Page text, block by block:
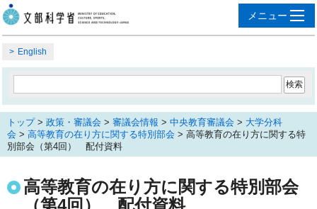
English
トップ> 政策・審議会 > 審議会情報 > 中央教育審議会 > 大学分科
会 > 高等教育の在り方に関する特別部会 > 高等教育の在り方に関する特
別部会（第4回） 配付資料
高等教育の在り方に関する特別部会
（第4回） 配付資料